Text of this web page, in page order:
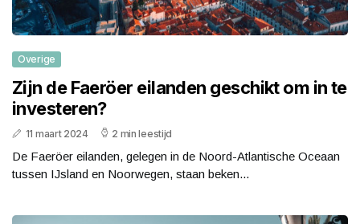
Overige
Zijn de Faeröer eilanden geschikt om in te
investeren?
11 maart 2024 2 min leestijd
De Faeröer eilanden, gelegen in de Noord-Atlantische Oceaan
tussen IJsland en Noorwegen, staan beken...